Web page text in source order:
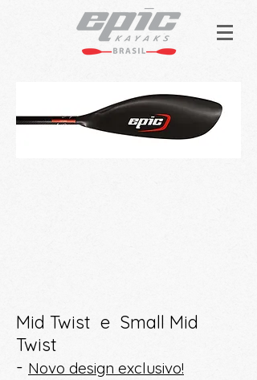
Mid Twist e Small Mid
Twist
- Novo design exclusivo!